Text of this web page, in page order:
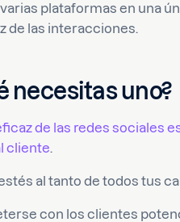
plataformas en una
de las interacciones.
necesitas uno?
de las redes sociales
cliente.
estés al tanto de todos tus
con los clientes